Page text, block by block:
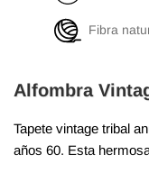
Fibra
Alfombra
Tapete vintage tribal
años 60. Esta
condiciones y es